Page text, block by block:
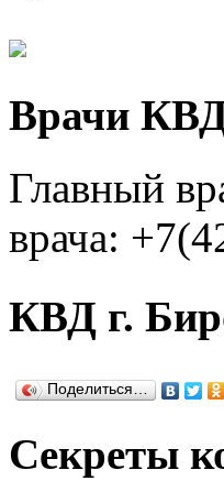
Врачи КВД
Главный
врача:
КВД г.
Поделиться…
Секреты